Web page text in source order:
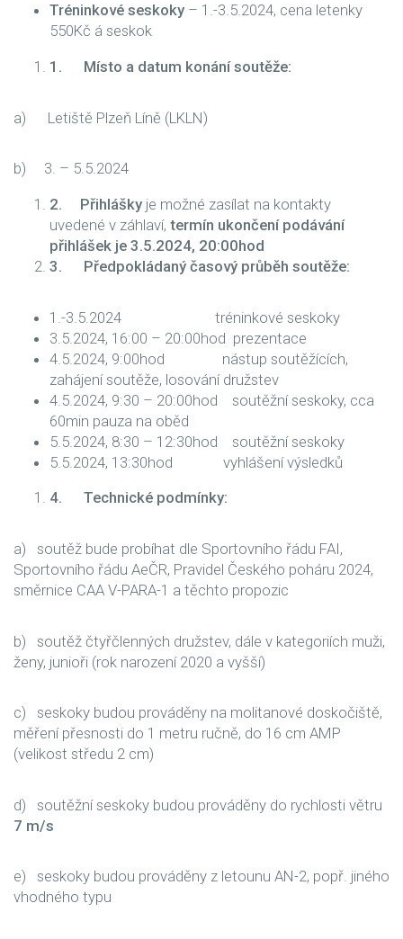
Tréninkové seskoky – 1.-3.5.2024, cena letenky
550Kč á seskok
1. Místo a datum konání soutěže:
a) Letiště Plzeň Líně (LKLN)
b) 3. – 5.5.2024
2. Přihlášky je možné zasílat na kontakty
uvedené v záhlaví, termín ukončení podávání
přihlášek je 3.5.2024, 20:00hod
3. Předpokládaný časový průběh soutěže:
1.-3.5.2024 tréninkové seskoky
3.5.2024, 16:00 – 20:00hod prezentace
4.5.2024, 9:00hod nástup soutěžících,
zahájení soutěže, losování družstev
4.5.2024, 9:30 – 20:00hod soutěžní seskoky, cca
60min pauza na oběd
5.5.2024, 8:30 – 12:30hod soutěžní seskoky
5.5.2024, 13:30hod vyhlášení výsledků
4. Technické podmínky:
a) soutěž bude probíhat dle Sportovního řádu FAI,
Sportovního řádu AeČR, Pravidel Českého poháru 2024,
směrnice CAA V-PARA-1 a těchto propozic
b) soutěž čtyřčlenných družstev, dále v kategoriích muži,
ženy, junioři (rok narození 2020 a vyšší)
c) seskoky budou prováděny na molitanové doskočiště,
měření přesnosti do 1 metru ručně, do 16 cm AMP
(velikost středu 2 cm)
d) soutěžní seskoky budou prováděny do rychlosti větru
7 m/s
e) seskoky budou prováděny z letounu AN-2, popř. jiného
vhodného typu